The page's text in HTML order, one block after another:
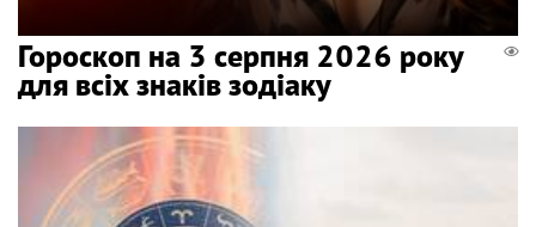
Гороскоп на 3 серпня 2026 року
для всіх знаків зодіаку